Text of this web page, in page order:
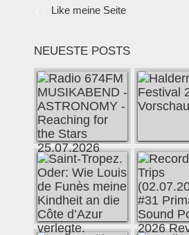
Like meine Seite
NEUESTE POSTS